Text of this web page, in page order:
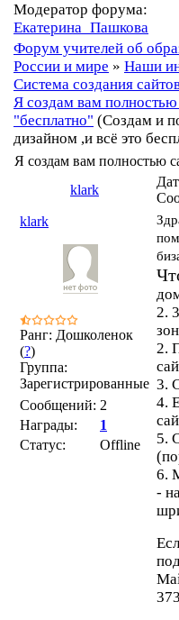
Модератор форума:
Екатерина_Пашкова
Форум учителей об
России и мире » Наши
Система создания
Я создам вам полностью
"бесплатно" (Создам и
дизайном ,и всё это
Я создам вам полностью
klark
klark
Ранг: Дошколенок
(?)
Группа:
Зарегистрированные
Сообщений: 2
Награды:
1
Статус:
Offline
2.
2.
3.
4.
5.
6.
-